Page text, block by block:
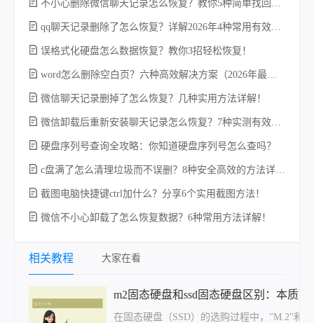
误格式化硬盘怎么数据恢复？教你3招轻松恢复！
微信聊天记录删掉了怎么恢复？几种实用方法详解！
硬盘序列号查询全攻略：你知道硬盘序列号怎么查吗？
截图电脑快捷键ctrl加什么？分享6个实用截图方法！
微信不小心卸载了怎么恢复数据？6种常用方法详解！
相关教程 大家在看
m2固态硬盘和ssd固态硬盘区别：本质
在固态硬盘（SSD）的选购过程中，"M.2"和